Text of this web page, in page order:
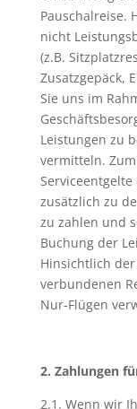
Pauschalreise.
nicht
(z.B.
Zusatzgepäck,
Sie uns im
Leistungen zu
vermitteln.
zusätzlich zu
zu zahlen und
Buchung der
Hinsichtlich
verbundenen
Nur-Flügen
2. Zahlungen
2.1. Wenn wir